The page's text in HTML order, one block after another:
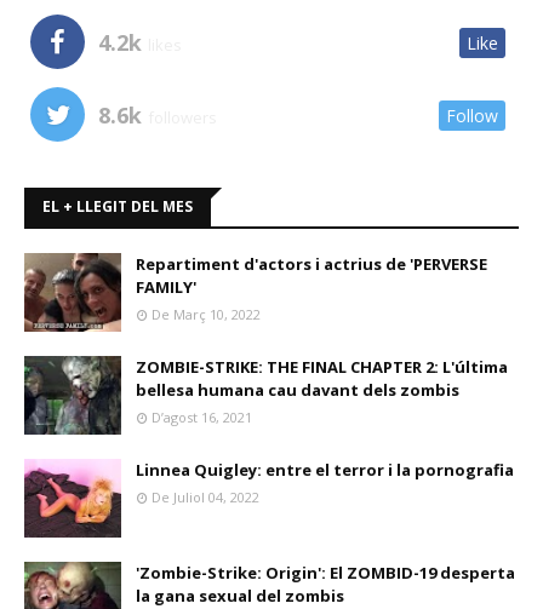
4.2k Like
8.6k Follow
EL + LLEGIT DEL MES
Repartiment d'actors i actrius de 'PERVERSE
FAMILY'
De Març 10, 2022
ZOMBIE-STRIKE: THE FINAL CHAPTER 2: L'última
bellesa humana cau davant dels zombis
D’agost 16, 2021
Linnea Quigley: entre el terror i la pornografia
De Juliol 04, 2022
'Zombie-Strike: Origin': El ZOMBID-19 desperta
la gana sexual del zombis